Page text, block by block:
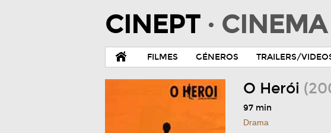
CINEPT ·
FILMES GÉNEROS TRAILERS/
O Herói
97 min
Drama